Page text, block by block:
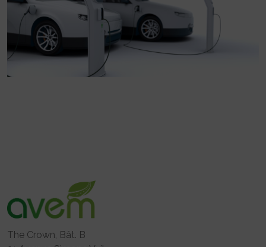
The Crown, Bât. B